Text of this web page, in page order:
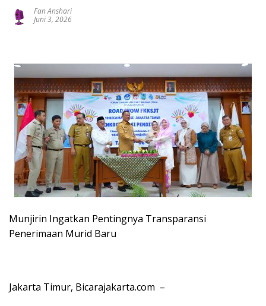
Fan Anshari
Juni 3, 2026
Munjirin Ingatkan Pentingnya Transparansi
Penerimaan Murid Baru
Jakarta Timur, Bicarajakarta.com –